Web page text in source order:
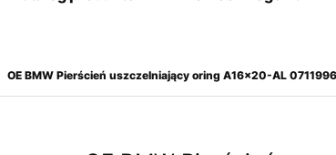
OE BMW Pierścień uszczelniający oring A16x20-AL